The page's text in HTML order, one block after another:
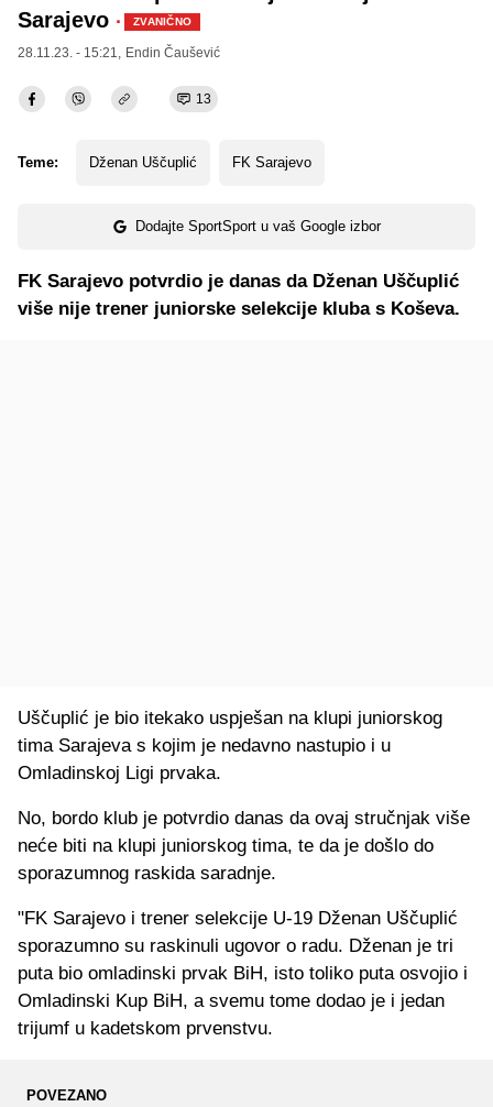
Sarajevo · ZVANIČNO
28.11.23. - 15:21, Endin Čaušević
13
Teme: Dženan Uščuplić FK Sarajevo
Dodajte SportSport u vaš Google izbor
FK Sarajevo potvrdio je danas da Dženan Uščuplić
više nije trener juniorske selekcije kluba s Koševa.
Uščuplić je bio itekako uspješan na klupi juniorskog
tima Sarajeva s kojim je nedavno nastupio i u
Omladinskoj Ligi prvaka.
No, bordo klub je potvrdio danas da ovaj stručnjak više
neće biti na klupi juniorskog tima, te da je došlo do
sporazumnog raskida saradnje.
"FK Sarajevo i trener selekcije U-19 Dženan Uščuplić
sporazumno su raskinuli ugovor o radu. Dženan je tri
puta bio omladinski prvak BiH, isto toliko puta osvojio i
Omladinski Kup BiH, a svemu tome dodao je i jedan
trijumf u kadetskom prvenstvu.
POVEZANO